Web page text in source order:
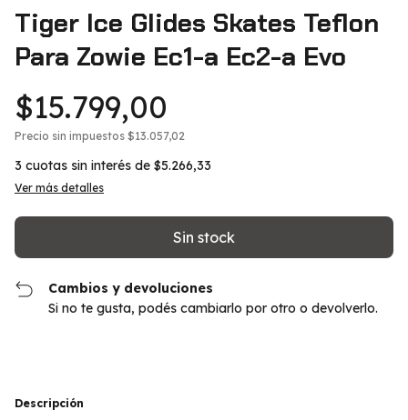
Tiger Ice Glides Skates Teflon
Para Zowie Ec1-a Ec2-a Evo
$15.799,00
Precio sin impuestos $13.057,02
3 cuotas sin interés de $5.266,33
Ver más detalles
Cambios y devoluciones
Si no te gusta, podés cambiarlo por otro o devolverlo.
Descripción